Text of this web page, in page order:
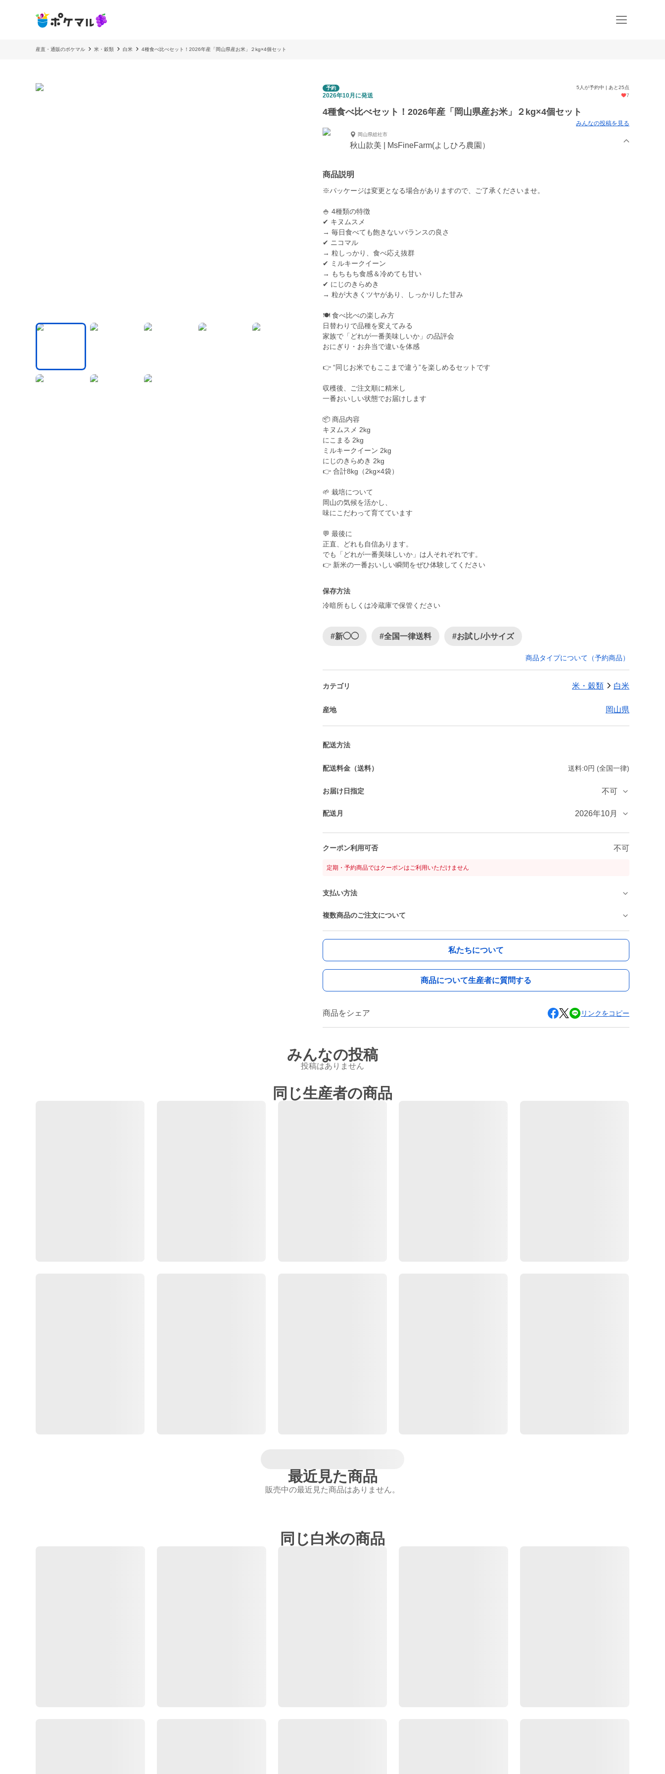
産直・通販のポケマル 米・穀類 白米 4種食べ比べセット！2026年産「岡山県産お米」２kg×4個セット
予約 5人が予約中 | あと25点
2026年10月に発送 7
4種食べ比べセット！2026年産「岡山県産お米」２kg×4個セット
みんなの投稿を見る
岡山県総社市
秋山款美 | MsFineFarm(よしひろ農園）
商品説明
※パッケージは変更となる場合がありますので、ご了承くださいませ。
🍚 4種類の特徴
✔ キヌムスメ
→ 毎日食べても飽きないバランスの良さ
✔ ニコマル
→ 粒しっかり、食べ応え抜群
✔ ミルキークイーン
→ もちもち食感＆冷めても甘い
✔ にじのきらめき
→ 粒が大きくツヤがあり、しっかりした甘み
🍽 食べ比べの楽しみ方
日替わりで品種を変えてみる
家族で「どれが一番美味しいか」の品評会
おにぎり・お弁当で違いを体感
👉 “同じお米でもここまで違う”を楽しめるセットです
収穫後、ご注文順に精米し
一番おいしい状態でお届けします
📦 商品内容
キヌムスメ 2kg
にこまる 2kg
ミルキークイーン 2kg
にじのきらめき 2kg
👉 合計8kg（2kg×4袋）
🌱 栽培について
岡山の気候を活かし、
味にこだわって育てています
💬 最後に
正直、どれも自信あります。
でも「どれが一番美味しいか」は人それぞれです。
保存方法
冷暗所もしくは冷蔵庫で保管ください
#新◯◯ #全国一律送料 #お試し/小サイズ
商品タイプについて（予約商品）
カテゴリ 米・穀類 白米
産地 岡山県
配送方法
配送料金（送料） 送料:0円 (全国一律)
お届け日指定 不可
配送月 2026年10月
クーポン利用可否 不可
定期・予約商品ではクーポンはご利用いただけません
支払い方法
複数商品のご注文について
私たちについて
商品について生産者に質問する
商品をシェア リンクをコピー
みんなの投稿
投稿はありません
同じ生産者の商品
最近見た商品
販売中の最近見た商品はありません。
同じ白米の商品